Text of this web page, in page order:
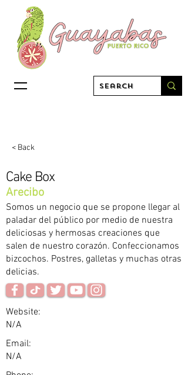
< Back
Cake Box
Arecibo
Somos un negocio que se propone llegar al
paladar del público por medio de nuestra
deliciosas y hermosas creaciones que
salen de nuestro corazón. Confeccionamos
bizcochos. Postres, galletas y muchas otras
delicias.
Website:
N/A
Email:
N/A